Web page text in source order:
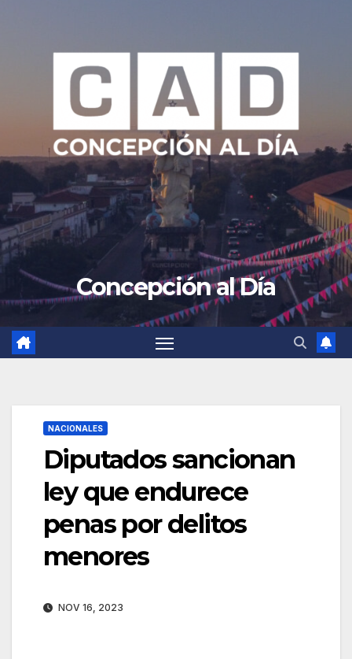
Concepción al Día
NACIONALES
Diputados sancionan
ley que endurece
penas por delitos
menores
NOV 16, 2023